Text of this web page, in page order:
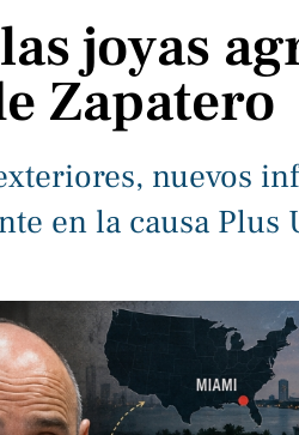
joyas
Zapatero
nuevos
en la causa Plus